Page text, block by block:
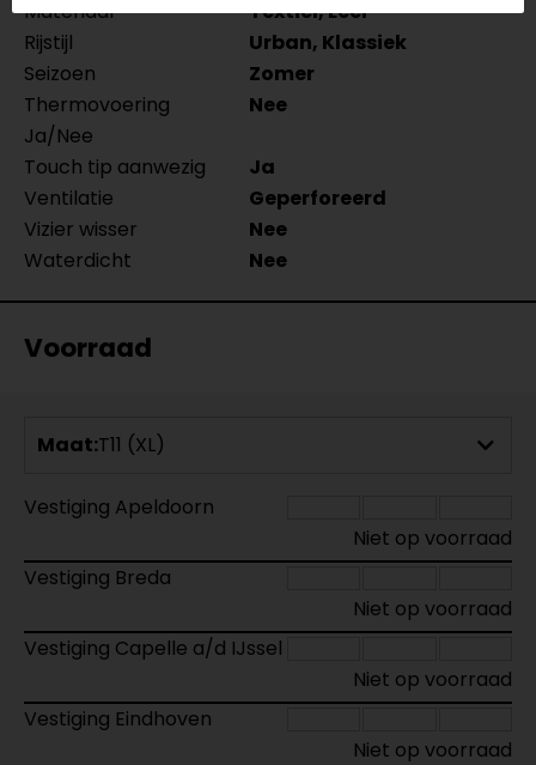
Materiaal
Textiel, Leer
Rijstijl
Urban, Klassiek
Seizoen
Zomer
Thermovoering
Ja/Nee
Nee
Touch tip aanwezig
Ja
Ventilatie
Geperforeerd
Vizier wisser
Nee
Waterdicht
Nee
Voorraad
Maat:T11 (XL)
Vestiging Apeldoorn
Niet op voorraad
Vestiging Breda
Niet op voorraad
Vestiging Capelle a/d IJssel
Niet op voorraad
Vestiging Eindhoven
Niet op voorraad